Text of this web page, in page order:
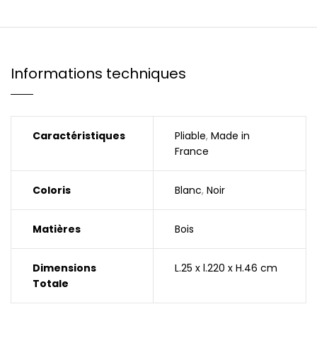
Informations techniques
Caractéristiques Pliable, Made in
France
Coloris Blanc, Noir
Matières Bois
Dimensions
Totale
L.25 x l.220 x H.46 cm